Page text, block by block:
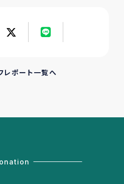
レポート一覧へ